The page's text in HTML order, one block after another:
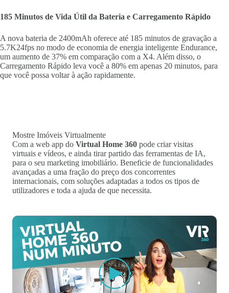
185 Minutos de Vida Útil da Bateria e Carregamento Rápido
A nova bateria de 2400mAh oferece até 185 minutos de gravação a
5.7K24fps no modo de economia de energia inteligente Endurance,
um aumento de 37% em comparação com a X4. Além disso, o
Carregamento Rápido leva você a 80% em apenas 20 minutos, para
que você possa voltar à ação rapidamente.
Mostre Imóveis Virtualmente
Com a web app do Virtual Home 360 pode criar visitas
virtuais e vídeos, e ainda tirar partido das ferramentas de IA,
para o seu marketing imobiliário. Beneficie de funcionalidades
avançadas a uma fração do preço dos concorrentes
internacionais, com soluções adaptadas a todos os tipos de
utilizadores e toda a ajuda de que necessita.